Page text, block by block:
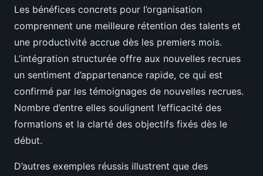
Les bénéfices concrets pour l’organisation
comprennent une meilleure rétention des talents et
une productivité accrue dès les premiers mois.
L’intégration structurée offre aux nouvelles recrues
un sentiment d’appartenance rapide, ce qui est
confirmé par les témoignages de nouvelles recrues.
Nombre d’entre elles soulignent l’efficacité des
formations et la clarté des objectifs fixés dès le
début.
D’autres exemples réussis illustrent que des